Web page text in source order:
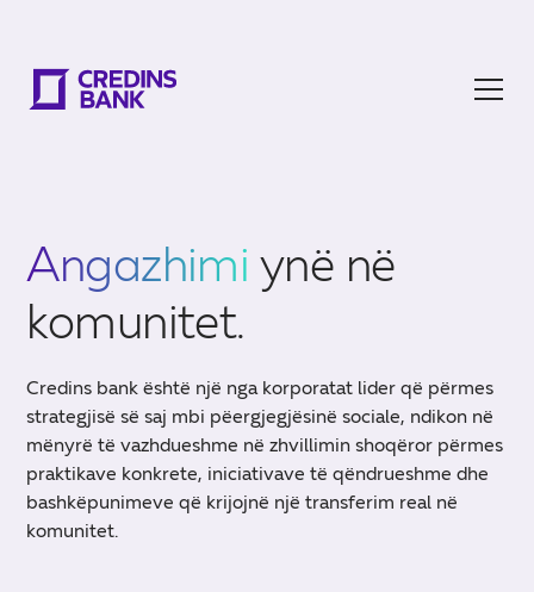
Angazhimi ynë në
komunitet.
Credins bank është një nga korporatat lider që përmes
strategjisë së saj mbi pëergjegjësinë sociale, ndikon në
mënyrë të vazhdueshme në zhvillimin shoqëror përmes
praktikave konkrete, iniciativave të qëndrueshme dhe
bashkëpunimeve që krijojnë një transferim real në
komunitet.